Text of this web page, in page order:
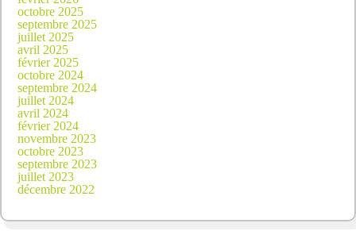
octobre 2025
septembre 2025
juillet 2025
avril 2025
février 2025
octobre 2024
septembre 2024
juillet 2024
avril 2024
février 2024
novembre 2023
octobre 2023
septembre 2023
juillet 2023
décembre 2022